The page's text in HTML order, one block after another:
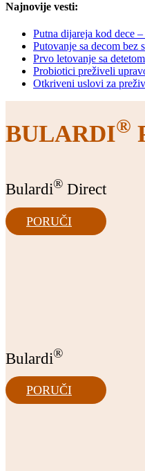
Najnovije vesti:
Putna dijareja kod dece
Putovanje sa decom bez
Prvo letovanje sa
Probiotici preživeli
Otkriveni uslovi za
BULARDI®
Bulardi® Direct
PORUČI
Bulardi®
PORUČI